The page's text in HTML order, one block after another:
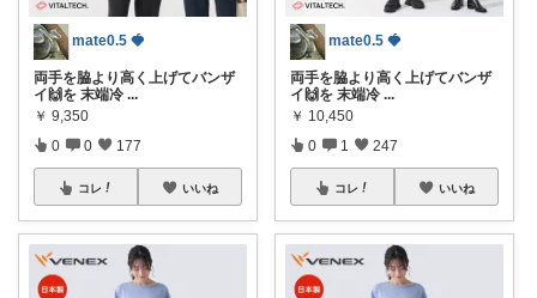
mate0.5 🍓
両手を脇より高く上げてバンザ
イ🙌を 末端冷 ...
￥ 9,350
0 0 177
コレ いいね
mate0.5 🍓
両手を脇より高く上げてバンザ
イ🙌を 末端冷 ...
￥ 10,450
0 1 247
コレ いいね